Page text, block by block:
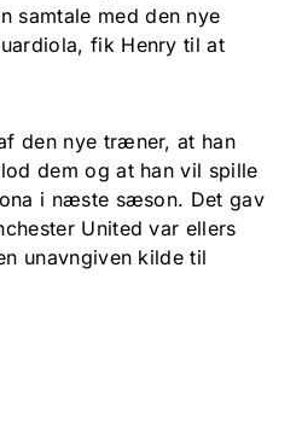
samtale med den nye
fik Henry til at
den nye træner, at han
dem og at han vil spille
i næste sæson. Det gav
United var ellers
unavngiven kilde til